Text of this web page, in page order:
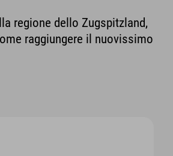
regione dello Zugspitzland,
raggiungere il nuovissimo